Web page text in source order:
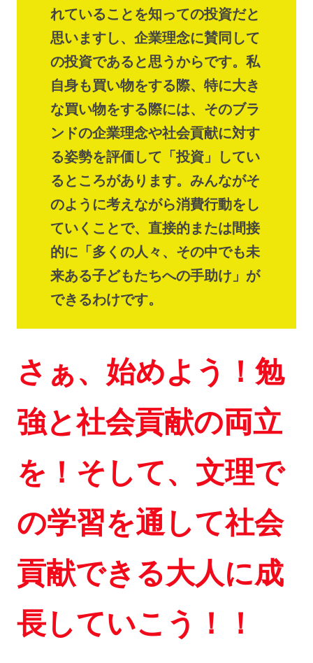
れていることを知っての投資だと
思いますし、企業理念に賛同して
の投資であると思うからです。私
自身も買い物をする際、特に大き
な買い物をする際には、そのブラ
ンドの企業理念や社会貢献に対す
る姿勢を評価して「投資」してい
るところがあります。みんながそ
のように考えながら消費行動をし
ていくことで、直接的または間接
的に「多くの人々、その中でも未
来ある子どもたちへの手助け」が
できるわけです。
さぁ、始めよう！勉
強と社会貢献の両立
を！そして、文理で
の学習を通して社会
貢献できる大人に成
長していこう！！